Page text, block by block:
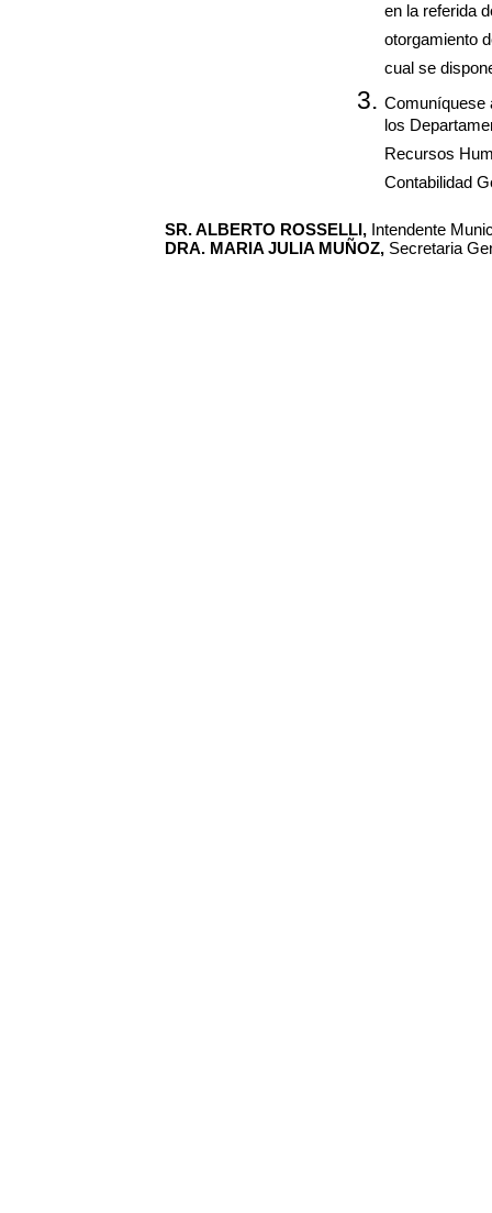
en la referida
otorgamiento
cual se
Comuníquese
los
Recursos
Contabilidad
SR. ALBERTO ROSSELLI, Intendente
DRA. MARIA JULIA MUÑOZ, Secretaria